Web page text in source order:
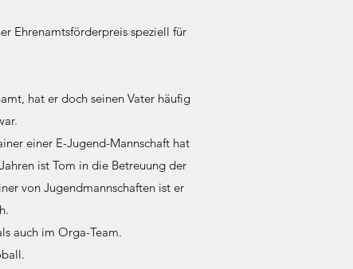
Ehrenamtsförderpreis speziell für
hat er doch seinen Vater häufig
einer E-Jugend-Mannschaft hat
ist Tom in die Betreuung der
von Jugendmannschaften ist er
auch im Orga-Team.